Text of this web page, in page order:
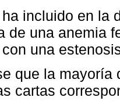
incluido en la
de una anemia
una
que la
cartas